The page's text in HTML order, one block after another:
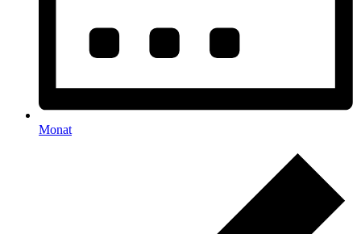
Monat